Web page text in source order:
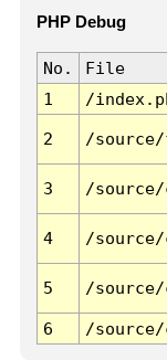
PHP Debug
No. File
1
/
2 /
3 /
4 /
5 /
6 /